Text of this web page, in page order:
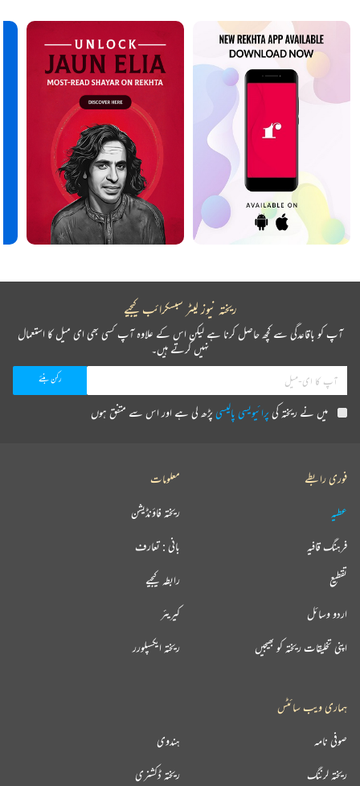
ریختہ نیوز لیٹر سبسکرائب کیجیے
آپ کو باقاعدگی سے کچھ حاصل کرنا ہے لیکن اس کے علاوہ آپ کسی بھی ای میل کا استعمال
نہیں کرتے ہیں۔
میں نے ریختہ کیپرائیویسی پالیسیپڑھ لی ہے اور اس سے متفق ہوں
فوری رابطے
عطیہ
فرہنگ قافیہ
تقطیع
اردو وسائل
اپنی تخلیقات ریختہ کو بھیجیں
معلومات
ریختہ فاؤنڈیشن
بانی : تعارف
رابطہ کیجیے
کیریئر
ریختہ ایکسپلورر
ہماری ویب سائٹس
ہندوی صوفی نامہ
ریختہ ڈکشنری ریختہ لرننگ